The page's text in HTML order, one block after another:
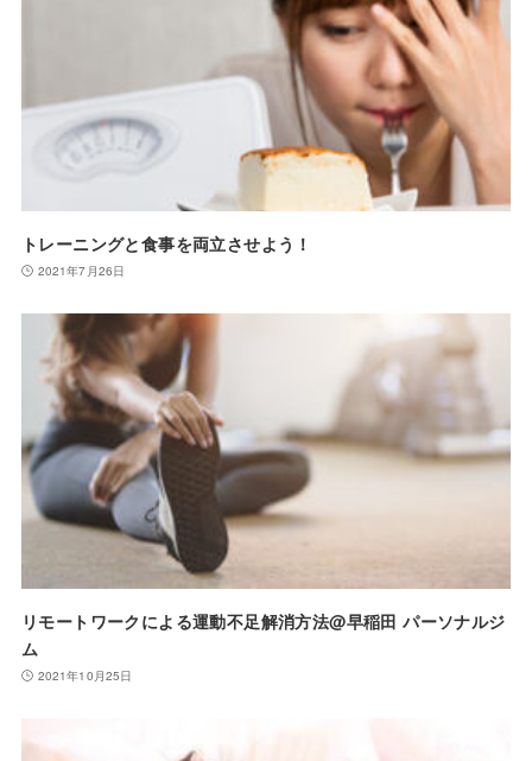
トレーニングと食事を両立させよう！
2021年7月26日
リモートワークによる運動不足解消方法@早稲田 パーソナルジ
ム
2021年10月25日